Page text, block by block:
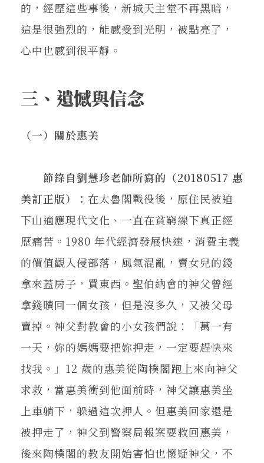
的，經歷這些事後，新城天主堂不再黑暗，
這是很強烈的，能感受到光明，被點亮了，
心中也感到很平靜。
三、遺憾與信念
（一）關於惠美
節錄自劉慧珍老師所寫的（20180517 惠
美訂正版）： 在太魯閣戰役後，原住民被迫
下山適應現代文化、一直在貧窮線下真正經
歷痛苦。1980 年代經濟發展快速，消費主義
的價值觀入侵部落，風氣混亂，賣女兒的錢
拿來蓋房子，買東西。聖伯納會的神父曾經
拿錢贖回一個女孩，但是沒多久，又被父母
賣掉。神父對教會的小女孩們說：「萬一有
一天，妳的媽媽要把妳押走，一定要趕快來
找我。」12 歲的惠美從陶樸閣跑上來向神父
求救，當惠美衝到他面前時，神父讓惠美坐
上車躺下，躲過這次押人。但惠美回家還是
被押走了，神父到警察局報案要救回惠美，
後來陶樸閣的教友開始害怕也懷疑神父，不